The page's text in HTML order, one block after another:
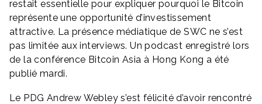
restait essentielle pour expliquer pourquoi le Bitcoin
représente une opportunité d’investissement
attractive. La présence médiatique de SWC ne s’est
pas limitée aux interviews. Un podcast enregistré lors
de la conférence Bitcoin Asia à Hong Kong a été
publié mardi.
Le PDG Andrew Webley s’est félicité d’avoir rencontré